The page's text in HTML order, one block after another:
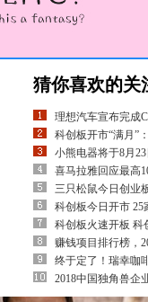
猜你喜欢的关
理想汽车宣布完成
科创板开市“满月”
小熊电器将于8月
喜马拉雅回应最高
三只松鼠今日创业
科创板今日开市 25
科创板火速开板 科
赚钱项目排行榜，
终于定了！瑞幸咖
2018中国独角兽企